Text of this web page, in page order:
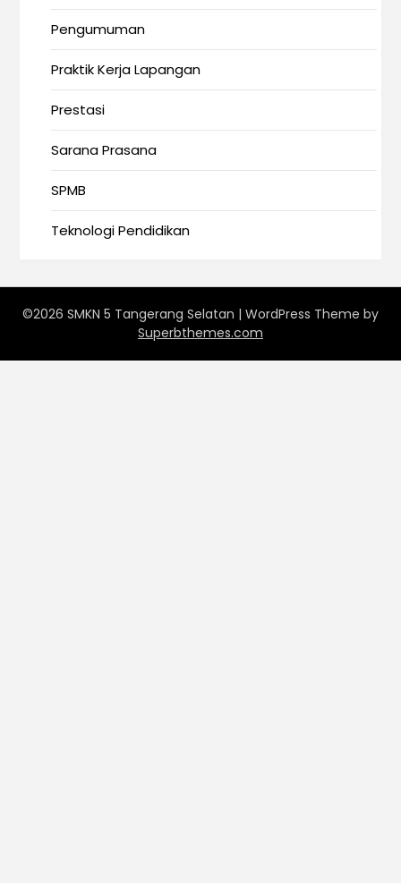
Pengumuman
Praktik Kerja Lapangan
Prestasi
Sarana Prasana
SPMB
Teknologi Pendidikan
©2026 SMKN 5 Tangerang Selatan | WordPress Theme by
Superbthemes.com